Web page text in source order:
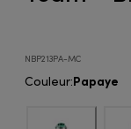
NBP213PA-MC
Couleur:Papaye